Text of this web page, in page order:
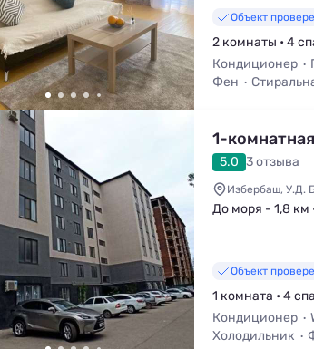
Объект
2 комнаты • 4
Кондиционер
Фен
1-
5.0 3 отзыва
Избербаш, У.Д.
До моря - 1,8 км
Объект
1 комната • 4
Кондиционер
Холодильник